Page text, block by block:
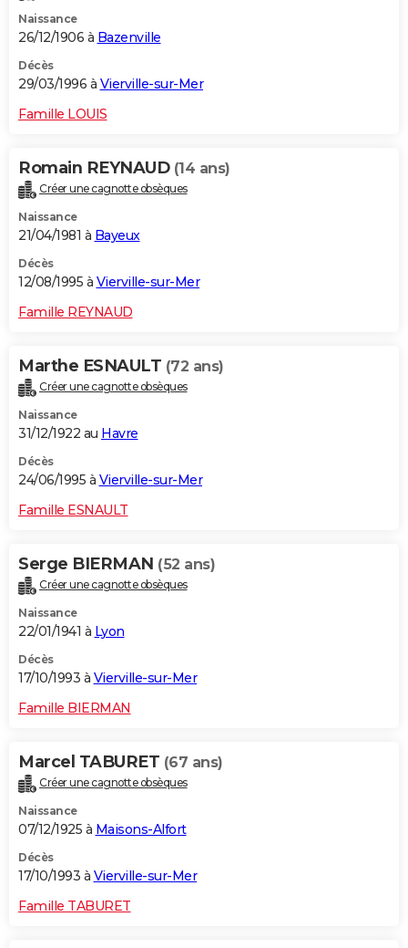
Naissance
26/12/1906 à Bazenville
Décès
29/03/1996 à Vierville-sur-Mer
Famille LOUIS
Romain REYNAUD (14 ans)
Créer une cagnotte obsèques
Naissance
21/04/1981 à Bayeux
Décès
12/08/1995 à Vierville-sur-Mer
Famille REYNAUD
Marthe ESNAULT (72 ans)
Créer une cagnotte obsèques
Naissance
31/12/1922 au Havre
Décès
24/06/1995 à Vierville-sur-Mer
Famille ESNAULT
Serge BIERMAN (52 ans)
Créer une cagnotte obsèques
Naissance
22/01/1941 à Lyon
Décès
17/10/1993 à Vierville-sur-Mer
Famille BIERMAN
Marcel TABURET (67 ans)
Créer une cagnotte obsèques
Naissance
07/12/1925 à Maisons-Alfort
Décès
17/10/1993 à Vierville-sur-Mer
Famille TABURET